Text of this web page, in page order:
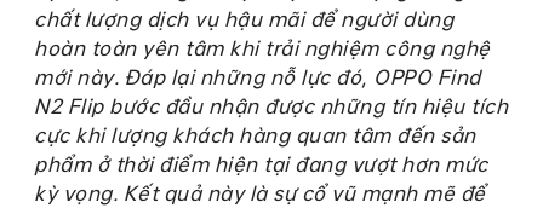
chất lượng dịch vụ hậu mãi để người dùng
hoàn toàn yên tâm khi trải nghiệm công nghệ
mới này. Đáp lại những nỗ lực đó, OPPO Find
N2 Flip bước đầu nhận được những tín hiệu tích
cực khi lượng khách hàng quan tâm đến sản
phẩm ở thời điểm hiện tại đang vượt hơn mức
kỳ vọng. Kết quả này là sự cổ vũ mạnh mẽ để